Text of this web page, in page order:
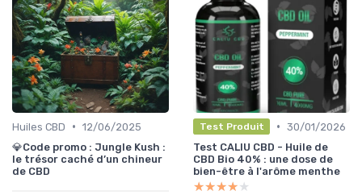
Huiles CBD • 12/06/2025
💎Code promo : Jungle Kush :
le trésor caché d’un chineur
de CBD
Test Produit • 30/01/2026
Test CALIU CBD - Huile de
CBD Bio 40% : une dose de
bien-être à l'arôme menthe
★★★★★
★★★★★